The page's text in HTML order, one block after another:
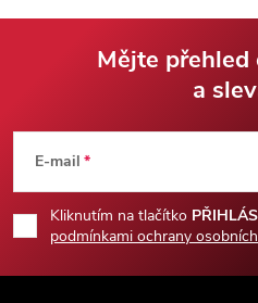
p
a
Mějte
a
E-mail
Kliknutím na tlačítko
podmínkami ochrany